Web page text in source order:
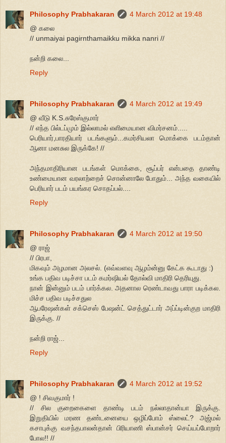
Philosophy Prabhakaran
4 March 2012 at 19:48
@ கலை
// unmaiyai pagirnthamaikku mikka nanri //
நன்றி கலை...
Reply
Philosophy Prabhakaran
4 March 2012 at 19:49
@ வீடு K.S.சுரேஸ்குமார்
// எந்த பில்டப்மும் இல்லாமல் எளிமையான விமர்சனம்.....
பெரியார்,பாரதியார் படங்களும்...கமர்சியலா மொக்கை படம்தான்
ஆனா மனசுல இருக்கே! //
அந்தமாதிரியான படங்கள் மொக்கை, சூப்பர் என்பதை தாண்டி
உண்மையான வரலாற்றைச் சொன்னாலே போதும்... அந்த வகையில்
பெரியார் படம் பயங்கர சொதப்பல்....
Reply
Philosophy Prabhakaran
4 March 2012 at 19:50
@ ராஜ்
// பிரபா,
மிகவும் அழமான அலசல். (எவ்வளவு ஆழம்ன்னு கேட்க கூடாது :)
உங்க பதிவ படிச்சா படம் கமர்ஷியல் தோல்வி மாதிரி தெரியுது.
நான் இன்னும் படம் பார்க்கல. அதனால ரெண்டாவது பாரா படிக்கல.
மிச்ச பதிவ படிச்சதுல
ஆபரேஷன்கள் சக்செஸ் பேஷன்ட் செத்துட்டார் அப்ப்டின்குற மாதிரி
இருக்கு. //
நன்றி ராஜ்...
Reply
Philosophy Prabhakaran
4 March 2012 at 19:52
@ ! சிவகுமார் !
// சில குறைகைளை தாண்டி படம் நல்லாதான்யா இருக்கு.
இறுதியில் மரண தண்டனையை ஒழிப்போம் ஸ்லைட்? அஜ்மல்
கசாபுக்கு வசந்தபாலன்தான் பிரியாணி ஸ்பான்சர் செய்யப்போறார்
போல!! //